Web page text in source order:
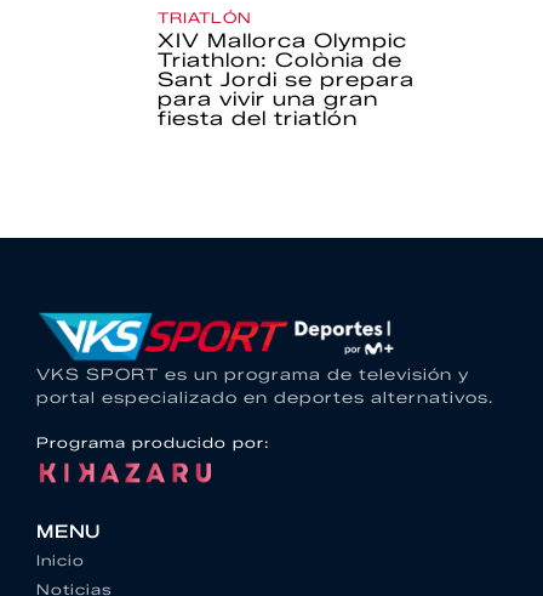
TRIATLÓN
XIV Mallorca Olympic
Triathlon: Colònia de
Sant Jordi se prepara
para vivir una gran
fiesta del triatlón
VKS SPORT es un programa de televisión y
portal especializado en deportes alternativos.
Programa producido por:
MENU
Inicio
Noticias